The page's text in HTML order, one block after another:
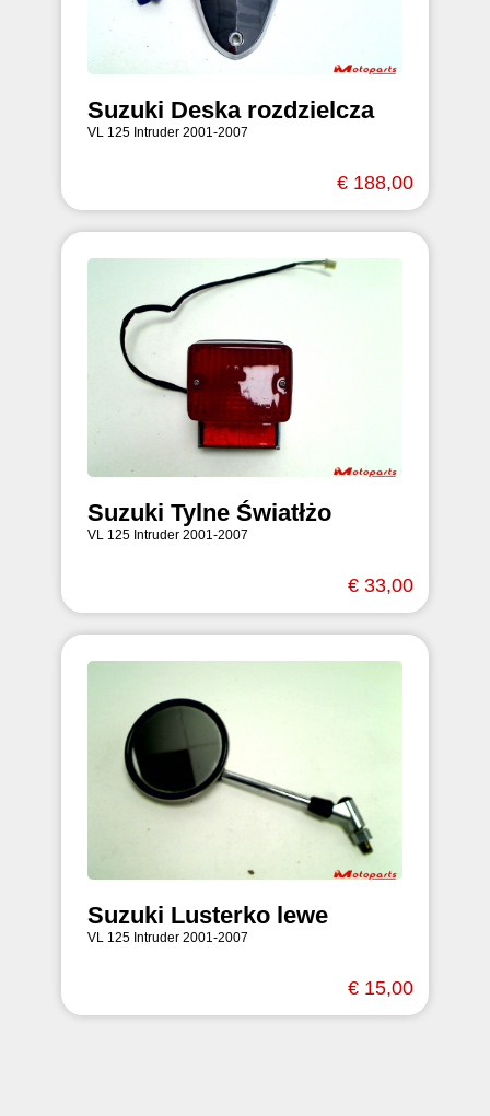
Suzuki Deska rozdzielcza
VL 125 Intruder 2001-2007
€ 188,00
Suzuki Tylne Światłżo
VL 125 Intruder 2001-2007
€ 33,00
Suzuki Lusterko lewe
VL 125 Intruder 2001-2007
€ 15,00